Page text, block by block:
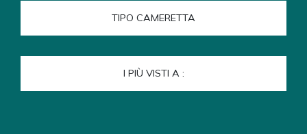
TIPO CAMERETTA
I PIÙ VISTI A :